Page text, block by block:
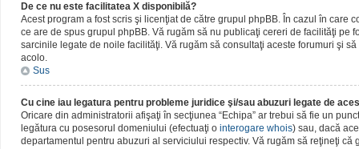
De ce nu este facilitatea X disponibilă?
Acest program a fost scris şi licenţiat de către grupul phpBB. În cazul în care
ce are de spus grupul phpBB. Vă rugăm să nu publicaţi cereri de facilităţi
sarcinile legate de noile facilităţi. Vă rugăm să consultaţi aceste forumuri şi
acolo.
Sus
Cu cine iau legatura pentru probleme juridice şi/sau abuzuri legate de
Oricare din administratorii afişaţi în secţiunea “Echipa” ar trebui să fie un
legătura cu posesorul domeniului (efectuaţi o interogare whois) sau, dacă
departamentul pentru abuzuri al serviciului respectiv. Vă rugăm să reţineţi că